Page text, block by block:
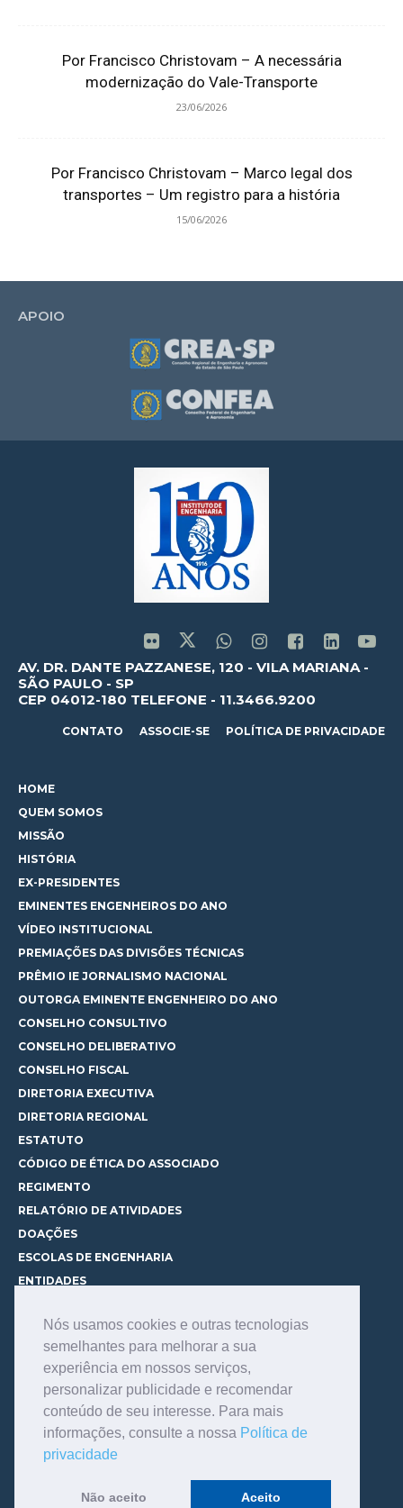
Nós usamos cookies e outras tecnologias
semelhantes para melhorar a sua
experiência em nossos serviços,
personalizar publicidade e recomendar
conteúdo de seu interesse. Para mais
informações, consulte a nossa Política de
privacidade
Não aceito Aceito
Por Francisco Christovam – A necessária
modernização do Vale-Transporte
23/06/2026
Por Francisco Christovam – Marco legal dos
transportes – Um registro para a história
15/06/2026
APOIO
AV. DR. DANTE PAZZANESE, 120 - VILA MARIANA -
SÃO PAULO - SP
CEP 04012-180 TELEFONE - 11.3466.9200
CONTATO ASSOCIE-SE POLÍTICA DE PRIVACIDADE
HOME
QUEM SOMOS
MISSÃO
HISTÓRIA
EX-PRESIDENTES
EMINENTES ENGENHEIROS DO ANO
VÍDEO INSTITUCIONAL
PREMIAÇÕES DAS DIVISÕES TÉCNICAS
PRÊMIO IE JORNALISMO NACIONAL
OUTORGA EMINENTE ENGENHEIRO DO ANO
CONSELHO CONSULTIVO
CONSELHO DELIBERATIVO
CONSELHO FISCAL
DIRETORIA EXECUTIVA
DIRETORIA REGIONAL
ESTATUTO
CÓDIGO DE ÉTICA DO ASSOCIADO
REGIMENTO
RELATÓRIO DE ATIVIDADES
DOAÇÕES
ESCOLAS DE ENGENHARIA
ENTIDADES
CURSOS
CONHEÇA OS CURSOS
CENTRAL DE MENTORIA
CONTATO
INFORMAÇÕES GERAIS